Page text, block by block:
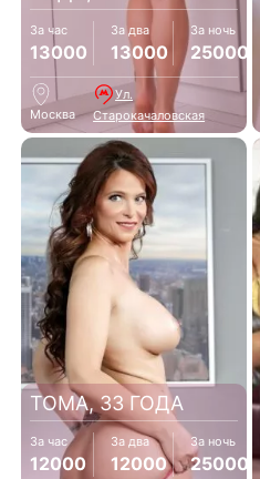
За час
13000
За два
13000
За ночь
25000
Москва
Ул.
Старокачаловская
ТОМА, 33 ГОДА
За час
12000
За два
12000
За ночь
25000